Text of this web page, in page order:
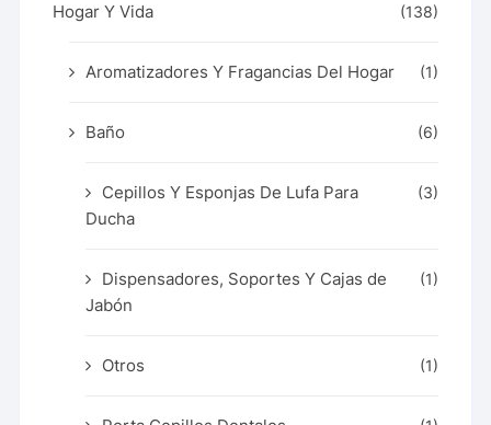
Hogar Y Vida (138)
Aromatizadores Y Fragancias Del Hogar (1)
Baño (6)
Cepillos Y Esponjas De Lufa Para
Ducha
(3)
Dispensadores, Soportes Y Cajas de
Jabón
(1)
Otros (1)